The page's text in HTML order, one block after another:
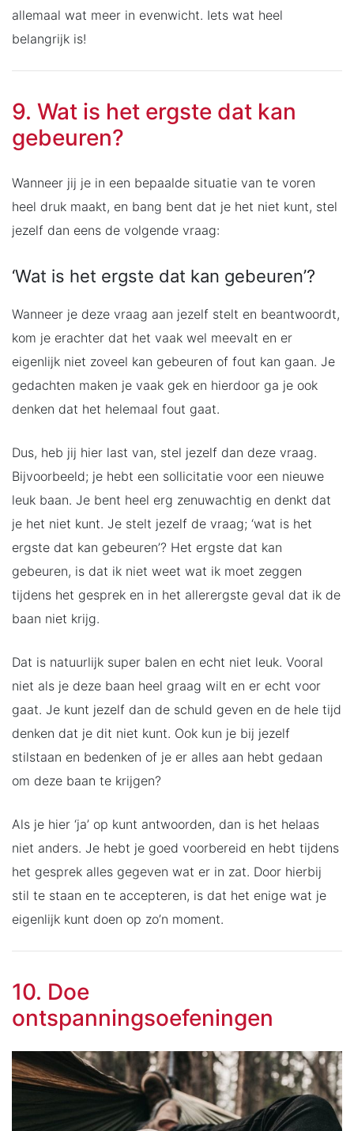
allemaal wat meer in evenwicht. Iets wat heel
belangrijk is!
9. Wat is het ergste dat kan
gebeuren?
Wanneer jij je in een bepaalde situatie van te voren
heel druk maakt, en bang bent dat je het niet kunt, stel
jezelf dan eens de volgende vraag:
‘Wat is het ergste dat kan gebeuren’?
Wanneer je deze vraag aan jezelf stelt en beantwoordt,
kom je erachter dat het vaak wel meevalt en er
eigenlijk niet zoveel kan gebeuren of fout kan gaan. Je
gedachten maken je vaak gek en hierdoor ga je ook
denken dat het helemaal fout gaat.
Dus, heb jij hier last van, stel jezelf dan deze vraag.
Bijvoorbeeld; je hebt een sollicitatie voor een nieuwe
leuk baan. Je bent heel erg zenuwachtig en denkt dat
je het niet kunt. Je stelt jezelf de vraag; ‘wat is het
ergste dat kan gebeuren’? Het ergste dat kan
gebeuren, is dat ik niet weet wat ik moet zeggen
tijdens het gesprek en in het allerergste geval dat ik de
baan niet krijg.
Dat is natuurlijk super balen en echt niet leuk. Vooral
niet als je deze baan heel graag wilt en er echt voor
gaat. Je kunt jezelf dan de schuld geven en de hele tijd
denken dat je dit niet kunt. Ook kun je bij jezelf
stilstaan en bedenken of je er alles aan hebt gedaan
om deze baan te krijgen?
Als je hier ‘ja’ op kunt antwoorden, dan is het helaas
niet anders. Je hebt je goed voorbereid en hebt tijdens
het gesprek alles gegeven wat er in zat. Door hierbij
stil te staan en te accepteren, is dat het enige wat je
eigenlijk kunt doen op zo’n moment.
10. Doe
ontspanningsoefeningen